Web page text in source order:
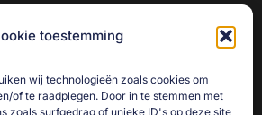
toestemming
wij technologieën zoals cookies om
of te raadplegen. Door in te stemmen met
zoals surfgedrag of unieke ID's op deze site